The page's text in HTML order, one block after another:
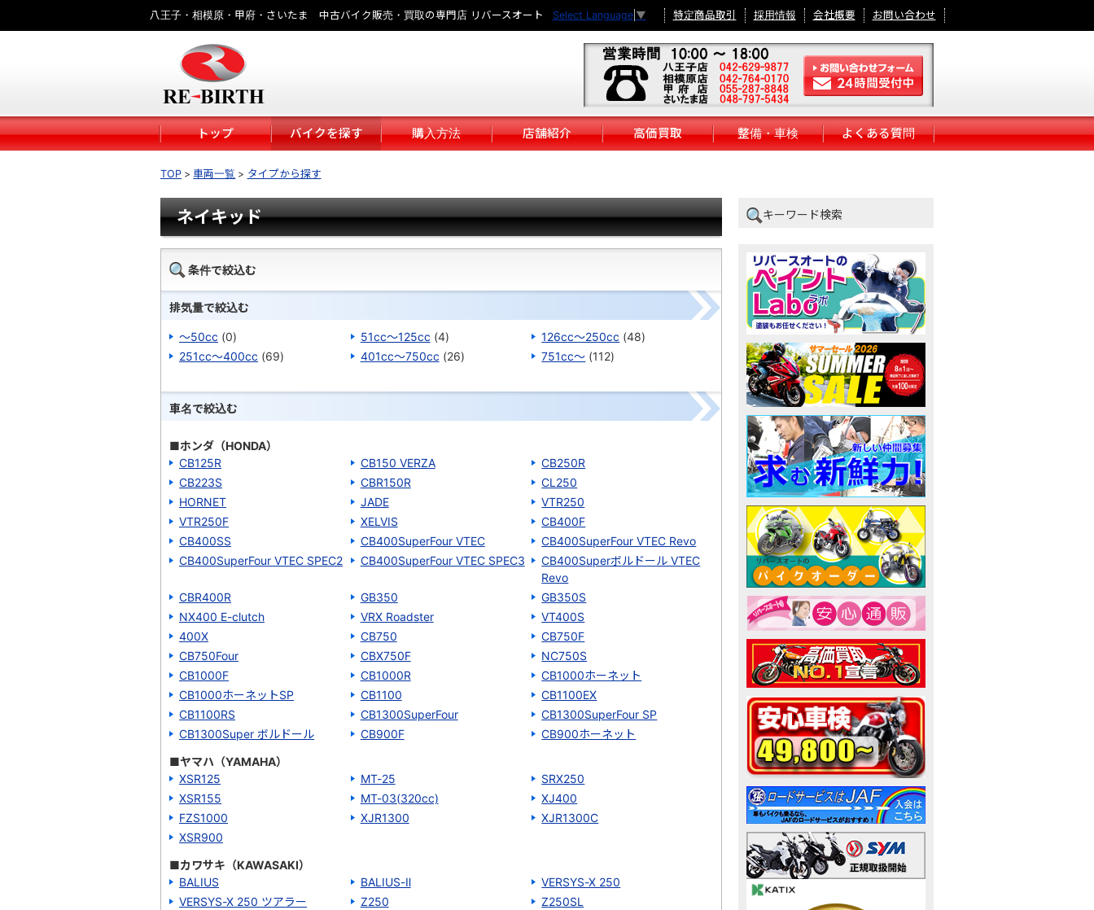
八王子・相模原・甲府・さいたま 中古バイク販売・買取の専門店 リバースオート Select Language ▼ 特定商品取引 採用情報 会社概要 お問い合わせ
トップ バイクを探す 購入方法 店舗紹介 高価買取 整備・車検 よくある質問
TOP 車両一覧 タイプから探す
ネイキッド
条件で絞込む
排気量で絞込む
～50cc (0) 51cc～125cc (4) 126cc～250cc (48)
251cc～400cc (69) 401cc～750cc (26) 751cc～ (112)
車名で絞込む
■ホンダ（HONDA）
CB125R
CB150 VERZA
CB250R
CB223S
CBR150R
CL250
HORNET
JADE
VTR250
VTR250F
XELVIS
CB400F
CB400SS
CB400SuperFour VTEC
CB400SuperFour VTEC Revo
CB400SuperFour VTEC SPEC2
CB400SuperFour VTEC SPEC3
CB400Superボルドール VTEC
Revo
CBR400R
GB350
GB350S
NX400 E-clutch
VRX Roadster
VT400S
400X
CB750
CB750F
CB750Four
CBX750F
NC750S
CB1000F
CB1000R
CB1000ホーネット
CB1000ホーネットSP
CB1100
CB1100EX
CB1100RS
CB1300SuperFour
CB1300SuperFour SP
CB1300Super ボルドール
CB900F
CB900ホーネット
■ヤマハ（YAMAHA）
XSR125
MT-25
SRX250
XSR155
MT-03(320cc)
XJ400
FZS1000
XJR1300
XJR1300C
XSR900
■カワサキ（KAWASAKI）
BALIUS
BALIUS-Ⅱ
VERSYS-X 250
VERSYS-X 250 ツアラー
Z250
Z250SL
キーワード検索